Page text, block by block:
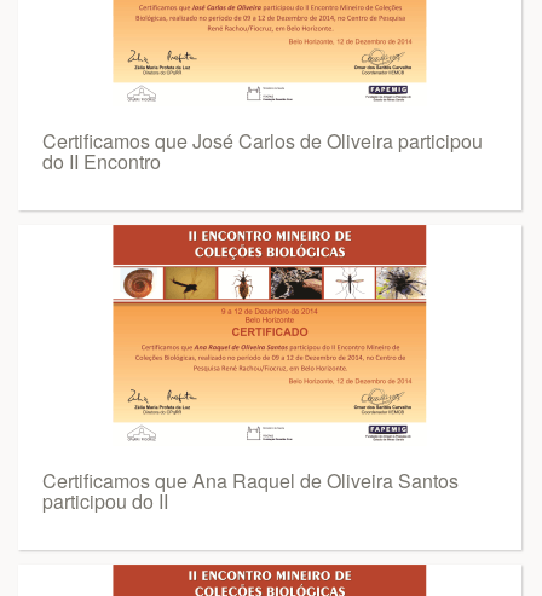
Certificamos que José Carlos de Oliveira participou
do II Encontro
Certificamos que Ana Raquel de Oliveira Santos
participou do II